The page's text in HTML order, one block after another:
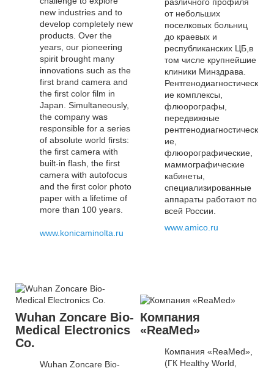
new industries and to
develop completely new
products. Over the
years, our pioneering
spirit brought many
innovations such as the
first brand camera and
the first color film in
Japan. Simultaneously,
the company was
responsible for a series
of absolute world firsts:
the first camera with
built-in flash, the first
camera with autofocus
and the first color photo
paper with a lifetime of
more than 100 years.
www.konicaminolta.ru
различного профиля
от небольших
поселковых больниц
до краевых и
республиканских ЦБ,в
том числе крупнейшие
клиники Минздрава.
Рентгенодиагностическ
ие комплексы,
флюорографы,
передвижные
рентгенодиагностическ
ие,
флюорографические,
маммографические
кабинеты,
специализированные
аппараты работают по
всей России.
www.amico.ru
Wuhan Zoncare Bio-
Medical Electronics
Co.
Wuhan Zoncare Bio-
Компания
«ReaMed»
Компания «ReaMed»,
(ГК Healthy World,